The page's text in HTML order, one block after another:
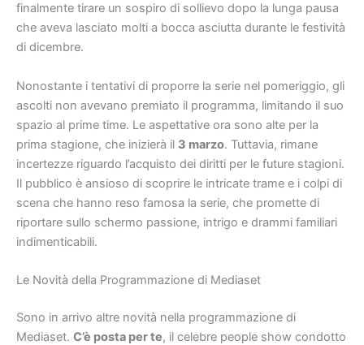
finalmente tirare un sospiro di sollievo dopo la lunga pausa
che aveva lasciato molti a bocca asciutta durante le festività
di dicembre.
Nonostante i tentativi di proporre la serie nel pomeriggio, gli
ascolti non avevano premiato il programma, limitando il suo
spazio al prime time. Le aspettative ora sono alte per la
prima stagione, che inizierà il 3 marzo. Tuttavia, rimane
incertezze riguardo l’acquisto dei diritti per le future stagioni.
Il pubblico è ansioso di scoprire le intricate trame e i colpi di
scena che hanno reso famosa la serie, che promette di
riportare sullo schermo passione, intrigo e drammi familiari
indimenticabili.
Le Novità della Programmazione di Mediaset
Sono in arrivo altre novità nella programmazione di
Mediaset. C’è posta per te, il celebre people show condotto